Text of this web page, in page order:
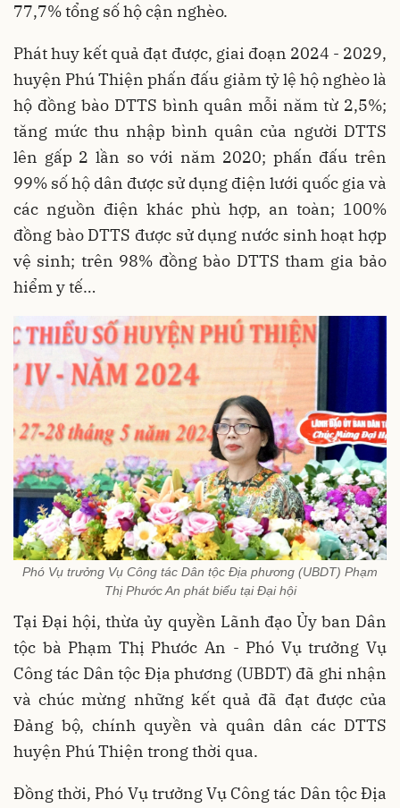
77,7% tổng số hộ cận nghèo.
Phát huy kết quả đạt được, giai đoạn 2024 - 2029,
huyện Phú Thiện phấn đấu giảm tỷ lệ hộ nghèo là
hộ đồng bào DTTS bình quân mỗi năm từ 2,5%;
tăng mức thu nhập bình quân của người DTTS
lên gấp 2 lần so với năm 2020; phấn đấu trên
99% số hộ dân được sử dụng điện lưới quốc gia và
các nguồn điện khác phù hợp, an toàn; 100%
đồng bào DTTS được sử dụng nước sinh hoạt hợp
vệ sinh; trên 98% đồng bào DTTS tham gia bảo
hiểm y tế…
Phó Vụ trưởng Vụ Công tác Dân tộc Địa phương (UBDT) Phạm
Thị Phước An phát biểu tại Đại hội
Tại Đại hội, thừa ủy quyền Lãnh đạo Ủy ban Dân
tộc bà Phạm Thị Phước An - Phó Vụ trưởng Vụ
Công tác Dân tộc Địa phương (UBDT) đã ghi nhận
và chúc mừng những kết quả đã đạt được của
Đảng bộ, chính quyền và quân dân các DTTS
huyện Phú Thiện trong thời qua.
Đồng thời, Phó Vụ trưởng Vụ Công tác Dân tộc Địa